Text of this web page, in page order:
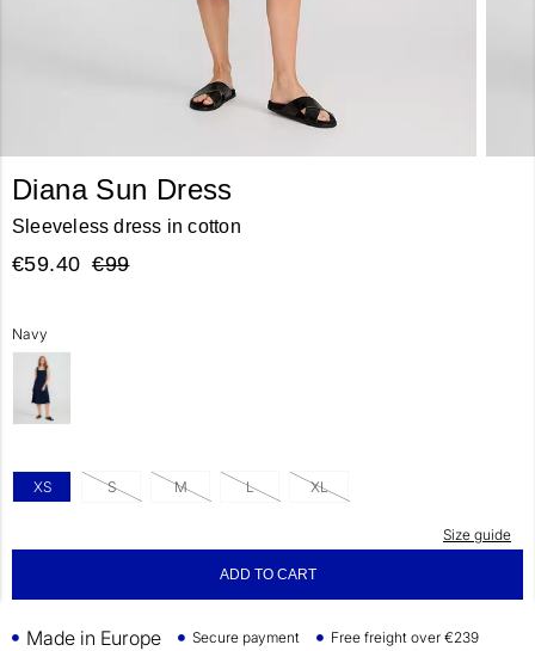
Diana Sun Dress
Sleeveless dress in cotton
€59.40 €99
Navy
XS S M L XL
Size guide
ADD TO CART
Made in Europe Secure payment Free freight over €239